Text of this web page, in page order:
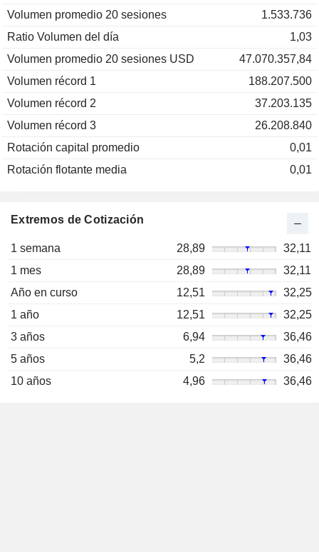
Volumen promedio 20 sesiones
1.533.736
Ratio Volumen del día
1,03
Volumen promedio 20 sesiones USD
47.070.357,84
Volumen récord 1
188.207.500
Volumen récord 2
37.203.135
Volumen récord 3
26.208.840
Rotación capital promedio
0,01
Rotación flotante media
0,01
Extremos de Cotización
1 semana 28,89
32,11
1 mes
28,89
32,11
Año en curso
12,51
32,25
1 año
12,51
32,25
3 años
6,94
36,46
5 años
5,2
36,46
10 años
4,96 36,46